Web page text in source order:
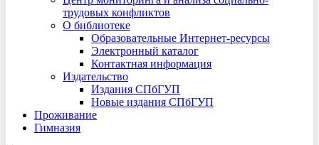
трудовых конфликтов
О библиотеке
Образовательные Интернет-ресурсы
Электронный каталог
Контактная информация
Издательство
Издания СПбГУП
Новые издания СПбГУП
Проживание
Гимназия